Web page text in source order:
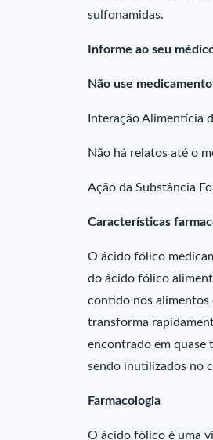
sulfonamidas.
Informe ao seu
Não use
Interação Alimentícia
Não há relatos até o
Ação da Substância
Características
O ácido fólico
do ácido fólico
contido nos alimentos
transforma
encontrado em quase
sendo inutilizados no
Farmacologia
O ácido fólico é uma